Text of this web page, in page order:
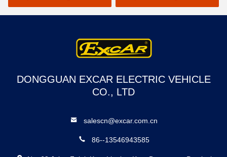
dan klub golf
Pengontrol Curtis untuk
Pengalaman Berkendara
DONGGUAN EXCAR ELECTRIC VEHICLE
CO., LTD
salescn@excar.com.cn
86--13546943585